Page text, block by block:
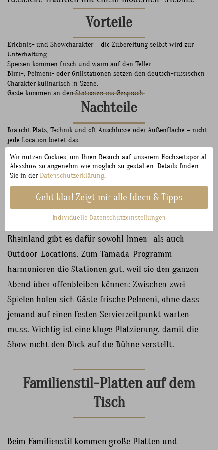
Vorteile
Erlebnis- und Showcharakter – die Zubereitung selbst wird zur
Unterhaltung.
Speisen kommen frisch und warm auf den Teller.
Blini-, Pelmeni- oder Grillstationen setzen den deutsch-russischen
Charakter kulinarisch in Szene.
Gäste kommen an den Stationen ins Gespräch.
Nachteile
Braucht Platz, Technik und oft Anschlüsse oder Außenfläche – nicht
jede Location bietet das.
An beliebten Stationen können sich Wartezeiten bilden.
Personalbedarf pro Station, da an jeder Station gekocht wird.
Wetterabhängig, wenn Truck oder Station im Freien stehen.
Für wen geeignet
Live-Cooking und Food-Trucks passen zu mittleren
und größeren Feiern mit ausreichend Raum – im
Rheinland gibt es dafür sowohl Innen- als auch
Outdoor-Locations. Zum Tamada-Programm
harmonieren die Stationen gut, weil sie den ganzen
Abend über offenbleiben können: Zwischen zwei
Spielen holen sich Gäste frische Pelmeni, ohne dass
jemand auf einen festen Servierzeitpunkt warten
muss. Wichtig ist eine kluge Platzierung, damit die
Show nicht den Blick auf die Bühne verstellt.
Familienstil-Platten auf dem
Tisch
Beim Familienstil kommen große Platten und
Wir nutzen Cookies, um Ihren Besuch auf unserem Hochzeitsportal
Alexshow so angenehm wie möglich zu gestalten. Details finden
Sie in derDatenschutzerklärung.
Geht klar! Zeigt mir alle Ideen & Tipps
Individuelle Datenschutzeinstellungen